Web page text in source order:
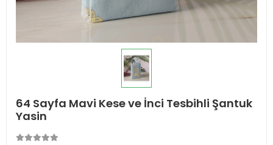
64 Sayfa Mavi Kese ve İnci Tesbihli Şantuk
Yasin